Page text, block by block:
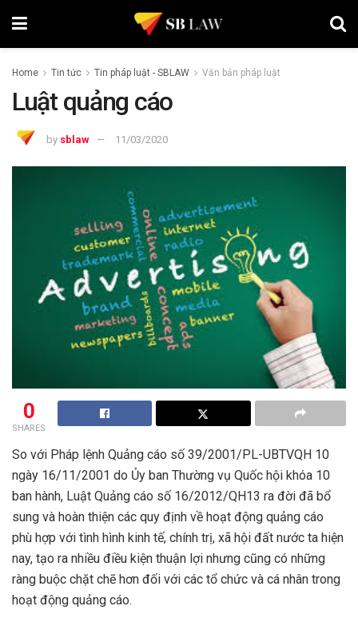
Home Tin tức Tin pháp luật - SBLAW Văn bản pháp luật
Luật quảng cáo
by sblaw 11/03/2020
0
SHARES
So với Pháp lệnh Quảng cáo số 39/2001/PL-UBTVQH 10
ngày 16/11/2001 do Ủy ban Thường vụ Quốc hội khóa 10
ban hành, Luật Quảng cáo số 16/2012/QH13 ra đời đã bổ
sung và hoàn thiện các quy định về hoạt động quảng cáo
phù hợp với tình hình kinh tế, chính trị, xã hội đất nước ta hiện
nay, tạo ra nhiều điều kiện thuận lợi nhưng cũng có những
ràng buộc chặt chẽ hơn đối với các tổ chức và cá nhân trong
hoạt động quảng cáo.